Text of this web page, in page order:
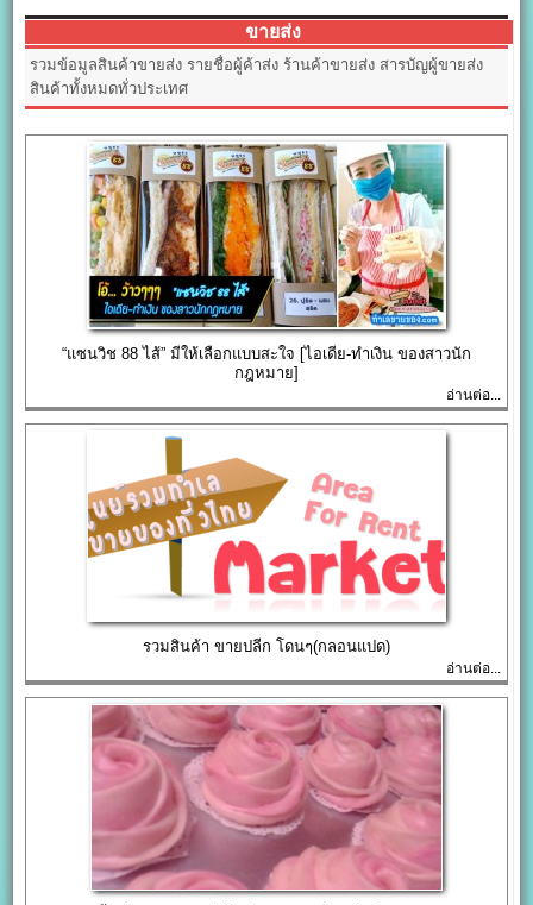
ขายส่ง
รวมข้อมูลสินค้าขายส่ง รายชื่อผู้ค้าส่ง ร้านค้าขายส่ง สารบัญผู้ขายส่ง
สินค้าทั้งหมดทั่วประเทศ
“แซนวิช 88 ไส้” มีให้เลือกแบบสะใจ [ไอเดีย-ทำเงิน ของสาวนัก
กฎหมาย]
อ่านต่อ...
รวมสินค้า ขายปลีก โดนๆ(กลอนแปด)
อ่านต่อ...